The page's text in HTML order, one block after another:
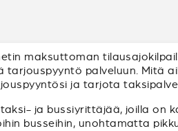
maksuttoman
palveluun. Mitä
ja tarjota
ja bussiyrittäjää, joilla on
busseihin, unohtamatta